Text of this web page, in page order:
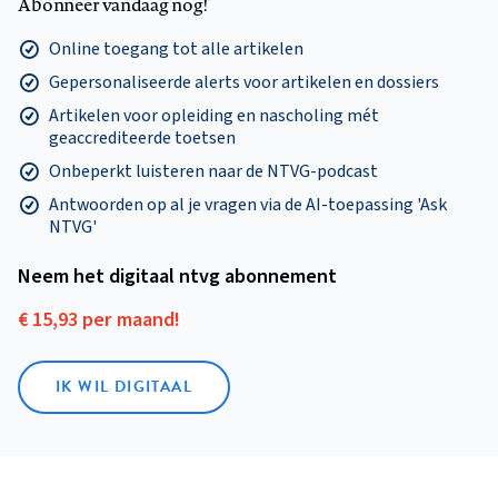
Abonneer vandaag nog!
Online toegang tot alle artikelen
Gepersonaliseerde alerts voor artikelen en dossiers
Artikelen voor opleiding en nascholing mét
geaccrediteerde toetsen
Onbeperkt luisteren naar de NTVG-podcast
Antwoorden op al je vragen via de AI-toepassing 'Ask
NTVG'
Neem het digitaal ntvg abonnement
€ 15,93 per maand!
IK WIL DIGITAAL